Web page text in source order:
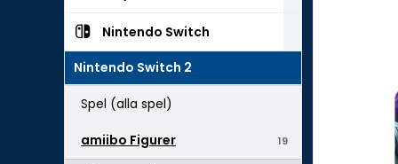
Nintendo Switch
Nintendo Switch 2
Spel (alla spel)
19
amiibo Figurer